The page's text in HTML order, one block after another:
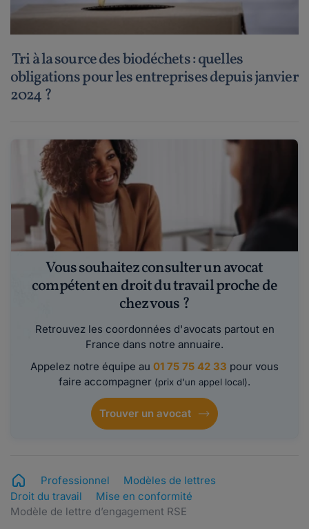
Tri à la source des biodéchets : quelles
obligations pour les entreprises depuis janvier
2024 ?
Vous souhaitez consulter un avocat
compétent en droit du travail proche de
chez vous ?
Retrouvez les coordonnées d'avocats partout en
France dans notre annuaire.
Appelez notre équipe au 01 75 75 42 33 pour vous
faire accompagner (prix d'un appel local).
Trouver un avocat
Professionnel
Modèles de lettres
Droit du travail
Mise en conformité
Modèle de lettre d’engagement RSE